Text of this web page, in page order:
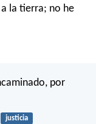
la tierra; no he
por
justicia